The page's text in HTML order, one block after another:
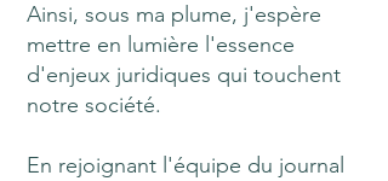
Ainsi, sous ma plume, j'espère
mettre en lumière l'essence
d'enjeux juridiques qui touchent
notre société.
En rejoignant l'équipe du journal